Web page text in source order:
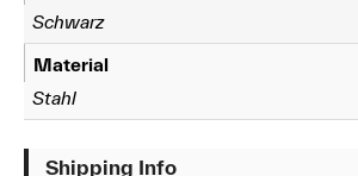
Schwarz
Material
Stahl
Shipping Info